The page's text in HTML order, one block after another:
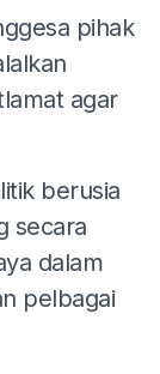
pihak
agar
berusia
secara
dalam
pelbagai